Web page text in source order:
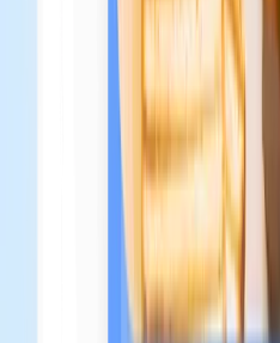
Organizza le tue sezioni e
tua immagine